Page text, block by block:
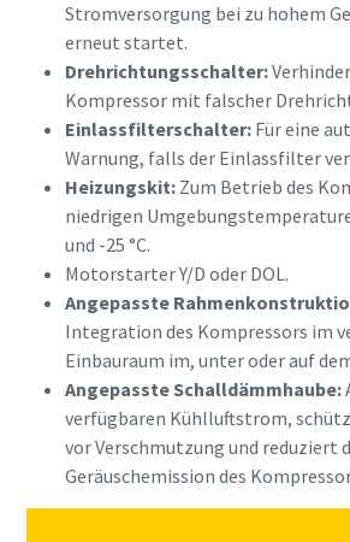
Stromversorgung bei zu hohem
erneut startet.
Drehrichtungsschalter:
Kompressor mit falscher
Einlassfilterschalter: Für eine
Warnung, falls der Einlassfilter
Heizungskit: Zum Betrieb des
niedrigen
und -25 °C.
Motorstarter Y/D oder DOL.
Angepasste
Integration des Kompressors im
Einbauraum im, unter oder auf
Angepasste Schalldämmhaube:
verfügbaren Kühlluftstrom,
vor Verschmutzung und reduziert
Geräuschemission des